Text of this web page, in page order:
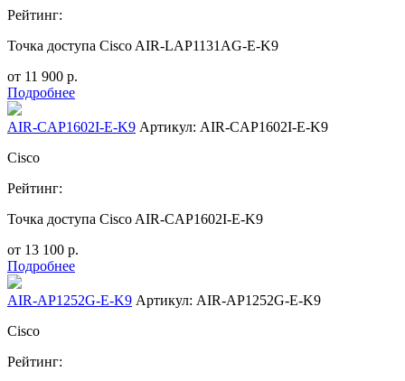
Рейтинг:
Точка доступа Cisco AIR-LAP1131AG-E-K9
от 11 900 р.
Подробнее
AIR-CAP1602I-E-K9 Артикул: AIR-CAP1602I-E-K9
Cisco
Рейтинг:
Точка доступа Cisco AIR-CAP1602I-E-K9
от 13 100 р.
Подробнее
AIR-AP1252G-E-K9 Артикул: AIR-AP1252G-E-K9
Cisco
Рейтинг: